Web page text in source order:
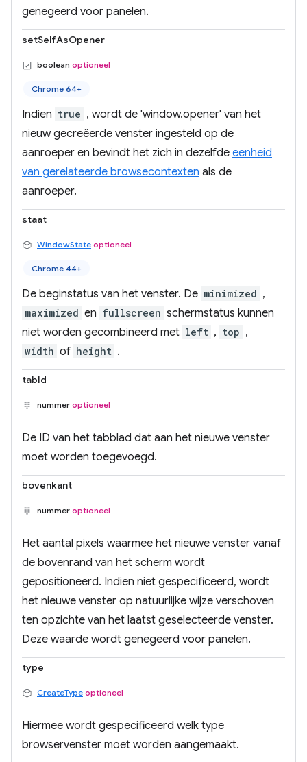
genegeerd voor panelen.
setSelfAsOpener
boolean optioneel
Chrome 64+
Indien true , wordt de 'window.opener' van het
nieuw gecreëerde venster ingesteld op de
aanroeper en bevindt het zich in dezelfde eenheid
van gerelateerde browsecontexten als de
aanroeper.
staat
WindowState optioneel
Chrome 44+
De beginstatus van het venster. De minimized ,
maximized en fullscreen schermstatus kunnen
niet worden gecombineerd met left , top ,
width of height .
tabId
nummer optioneel
De ID van het tabblad dat aan het nieuwe venster
moet worden toegevoegd.
bovenkant
nummer optioneel
Het aantal pixels waarmee het nieuwe venster vanaf
de bovenrand van het scherm wordt
gepositioneerd. Indien niet gespecificeerd, wordt
het nieuwe venster op natuurlijke wijze verschoven
ten opzichte van het laatst geselecteerde venster.
Deze waarde wordt genegeerd voor panelen.
type
CreateType optioneel
Hiermee wordt gespecificeerd welk type
browservenster moet worden aangemaakt.